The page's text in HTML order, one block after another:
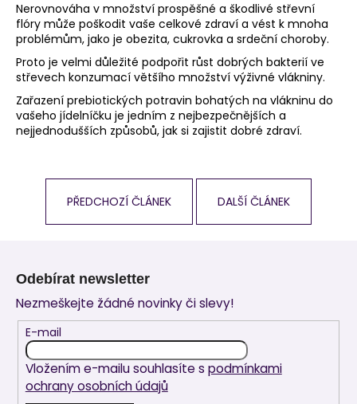
Nerovnováha v množství prospěšné a škodlivé střevní
flóry může poškodit vaše celkové zdraví a vést k mnoha
problémům, jako je obezita, cukrovka a srdeční choroby.
Proto je velmi důležité podpořit růst dobrých bakterií ve
střevech konzumací většího množství výživné vlákniny.
Zařazení prebiotických potravin bohatých na vlákninu do
vašeho jídelníčku je jedním z nejbezpečnějších a
nejjednodušších způsobů, jak si zajistit dobré zdraví.
PŘEDCHOZÍ ČLÁNEK DALŠÍ ČLÁNEK
Odebírat newsletter
Nezmeškejte žádné novinky či slevy!
E-mail
Vložením e-mailu souhlasíte s podmínkami
ochrany osobních údajů